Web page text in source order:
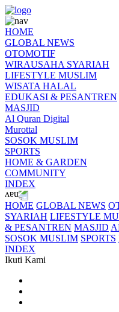
HOME
GLOBAL NEWS
OTOMOTIF
WIRAUSAHA SYARIAH
LIFESTYLE MUSLIM
WISATA HALAL
EDUKASI & PESANTREN
MASJID
Al Quran Digital
Murottal
SOSOK MUSLIM
SPORTS
HOME & GARDEN
COMMUNITY
INDEX
HOME GLOBAL NEWS
SYARIAH LIFESTYLE
& PESANTREN MASJID
SOSOK MUSLIM SPORTS
INDEX
Ikuti Kami